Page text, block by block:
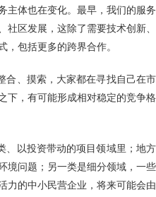
主体也在变化。最早，我们的服务
区发展，这除了需要技术创新、
，包括更多的跨界合作。
、摸索，大家都在寻找自己在市
下，有可能形成相对稳定的竞争格
以投资带动的项目领域里；地方
境问题；另一类是细分领域，一些
力的中小民营企业，将来可能会由